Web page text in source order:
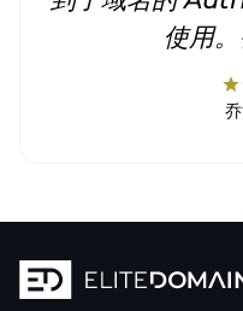
使用
star